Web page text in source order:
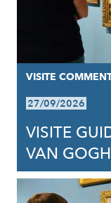
VISITE
27/09/2026
VISITE
VAN